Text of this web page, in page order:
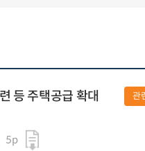
등 주택공급 확대
5p
관